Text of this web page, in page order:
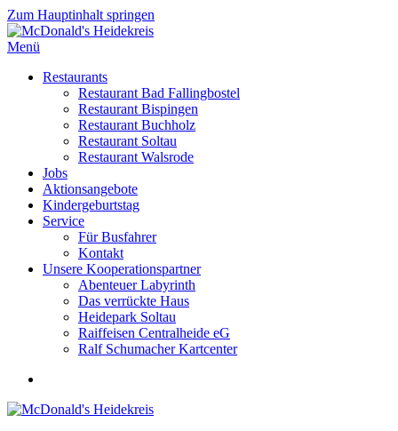
Zum Hauptinhalt springen
Menü
Restaurants
Restaurant Bad Fallingbostel
Restaurant Bispingen
Restaurant Buchholz
Restaurant Soltau
Restaurant Walsrode
Jobs
Aktionsangebote
Kindergeburtstag
Service
Für Busfahrer
Kontakt
Unsere Kooperationspartner
Abenteuer Labyrinth
Das verrückte Haus
Heidepark Soltau
Raiffeisen Centralheide eG
Ralf Schumacher Kartcenter